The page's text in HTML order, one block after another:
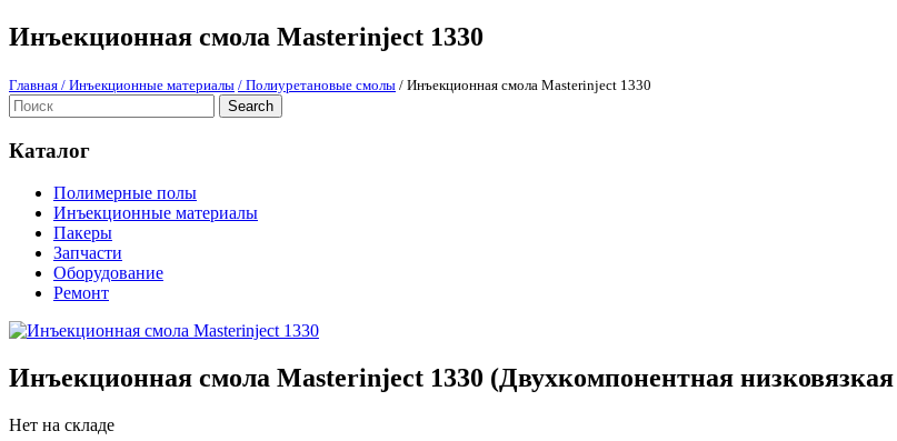
Инъекционная смола Masterinject 1330
Главная / Инъекционные материалы / Полиуретановые смолы / Инъекционная смола Masterinject 1330
Каталог
Полимерные полы
Инъекционные материалы
Пакеры
Запчасти
Оборудование
Ремонт
Инъекционная смола Masterinject 1330 (Двухкомпонентная низковязкая
Нет на складе